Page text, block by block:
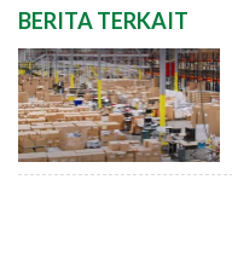
BERITA TERKAIT